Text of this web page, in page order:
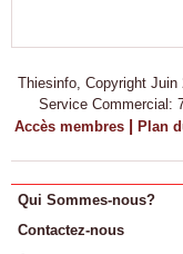
Thiesinfo, Copyright Juin
Service Commercial:
Accès membres | Plan
Qui Sommes-nous?
Contactez-nous